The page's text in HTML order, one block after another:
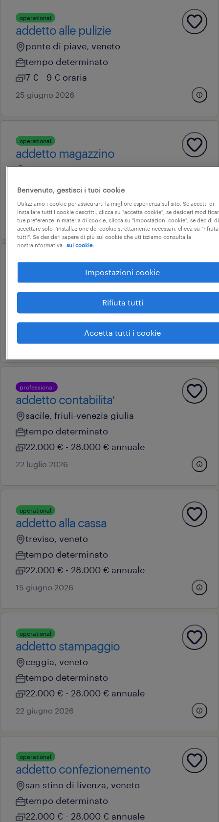
operational
addetto alle pulizie
ponte di piave, veneto
tempo determinato
7 € - 9 € oraria
25 giugno 2026
operational
addetto magazzino
carbonera, veneto
tempo determinato
18.000 € - 22.000 € annuale
20 luglio 2026
operational
addetto al magazzino
pasiano di pordenone, friuli-venezia giulia
tempo determinato
22.000 € - 28.000 € annuale
10 giugno 2026
professional
addetto contabilita'
sacile, friuli-venezia giulia
tempo determinato
22.000 € - 28.000 € annuale
22 luglio 2026
operational
addetto alla cassa
treviso, veneto
tempo determinato
22.000 € - 28.000 € annuale
15 giugno 2026
operational
addetto stampaggio
ceggia, veneto
tempo determinato
22.000 € - 28.000 € annuale
22 giugno 2026
operational
addetto confezionemento
san stino di livenza, veneto
tempo determinato
22.000 € - 28.000 € annuale
Benvenuto, gestisci i tuoi cookie
Utilizziamo i cookie per assicurarti la migliore esperienza sul sito. Se accetti di
installare tutti i cookie descritti, clicca su "accetta cookie"; se desideri
tue preferenze in materia di cookie, clicca su "impostazioni cookie"; se decidi di
accettare solo l'installazione dei cookie strettamente necessari, clicca su "rifiuta
tutti". Se desideri sapere di più sui cookie che utilizziamo consulta la
nostraInformativa
sui cookie.
Impostazioni cookie
Rifiuta tutti
Accetta tutti i cookie